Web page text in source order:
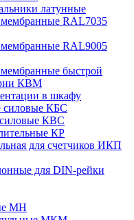
латунные
RAL7035
RAL9005
быстрой
КВМ
в шкафу
силовые КБС
КВС
КР
для счетчиков ИКП
для DIN-рейки
МН